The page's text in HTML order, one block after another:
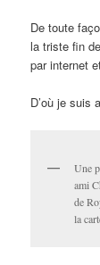
De toute
la triste fin
par internet
D’où je
Une
ami
de
la